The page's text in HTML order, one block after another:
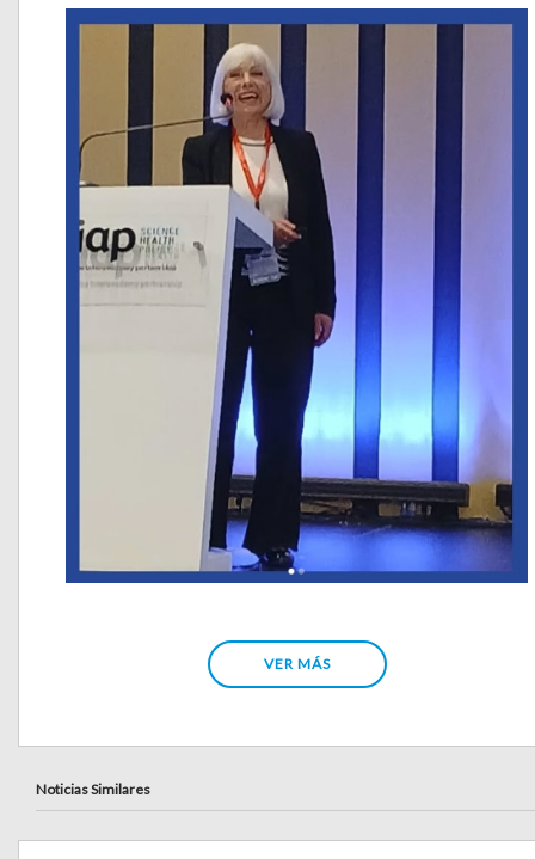
VER MÁS
Noticias Similares